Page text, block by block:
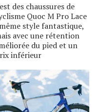
des chaussures de
Quoc M Pro Lace
style fantastique,
avec une rétention
du pied et un
inférieur